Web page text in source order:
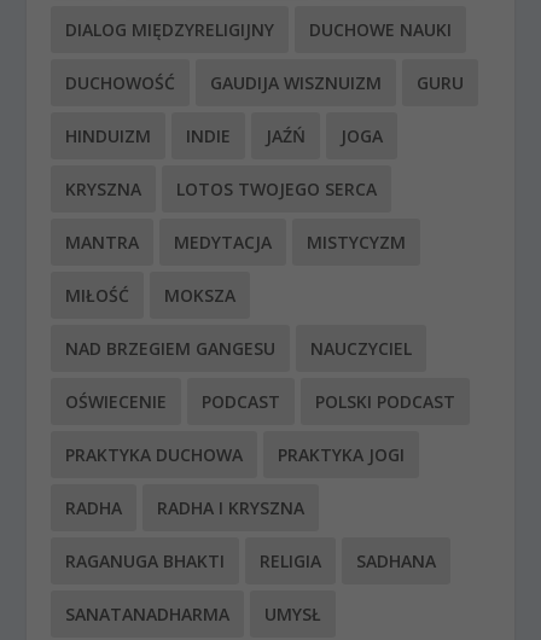
DIALOG MIĘDZYRELIGIJNY DUCHOWE NAUKI
DUCHOWOŚĆ GAUDIJA WISZNUIZM GURU
HINDUIZM INDIE JAŹŃ JOGA
KRYSZNA LOTOS TWOJEGO SERCA
MANTRA MEDYTACJA MISTYCYZM
MIŁOŚĆ MOKSZA
NAD BRZEGIEM GANGESU NAUCZYCIEL
OŚWIECENIE PODCAST POLSKI PODCAST
PRAKTYKA DUCHOWA PRAKTYKA JOGI
RADHA RADHA I KRYSZNA
RAGANUGA BHAKTI RELIGIA SADHANA
SANATANADHARMA UMYSŁ